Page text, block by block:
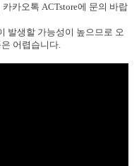
카오톡 ACTstore에 문의 바랍
발생할 가능성이 높으므로 오
어렵습니다.